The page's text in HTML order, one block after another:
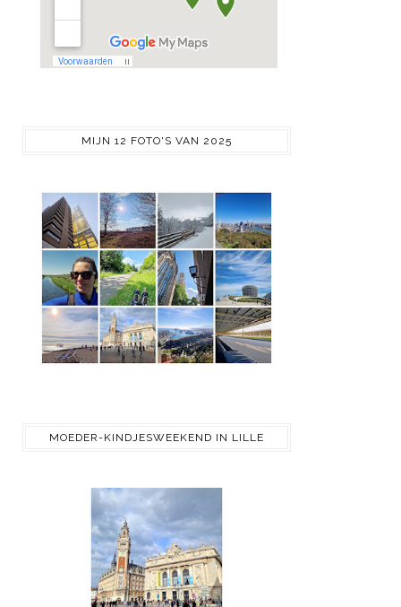
MIJN 12 FOTO'S VAN 2025
MOEDER-KINDJESWEEKEND IN LILLE